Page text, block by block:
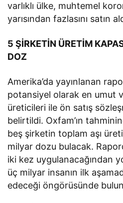
varlıklı ülke, muhtemel
yarısından fazlasını satın
5 ŞİRKETİN ÜRETİM
DOZ
Amerika’da yayınlanan
potansiyel olarak en umut
üreticileri ile ön satış
belirtildi. Oxfam’ın
beş şirketin toplam aşı
milyar dozu bulacak.
iki kez uygulanacağından
üç milyar insanın ilk
edeceği öngörüsünde